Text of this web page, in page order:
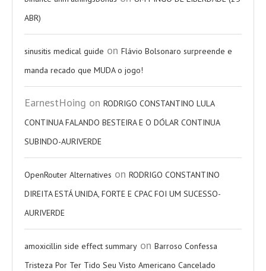
ABR)
sinusitis medical guide on Flávio Bolsonaro surpreende e
manda recado que MUDA o jogo!
EarnestHoing on RODRIGO CONSTANTINO LULA
CONTINUA FALANDO BESTEIRA E O DÓLAR CONTINUA
SUBINDO-AURIVERDE
OpenRouter Alternatives on RODRIGO CONSTANTINO
DIREITA ESTÁ UNIDA, FORTE E CPAC FOI UM SUCESSO-
AURIVERDE
amoxicillin side effect summary on Barroso Confessa
Tristeza Por Ter Tido Seu Visto Americano Cancelado